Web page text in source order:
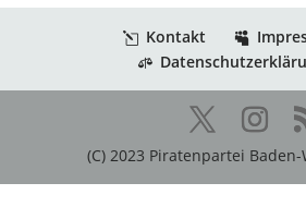
Kontakt
(C) 2023 Piratenpartei